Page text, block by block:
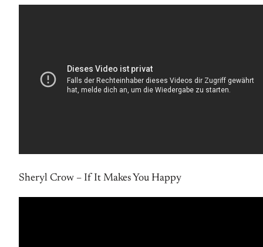
Sheryl Crow – If It Makes You Happy